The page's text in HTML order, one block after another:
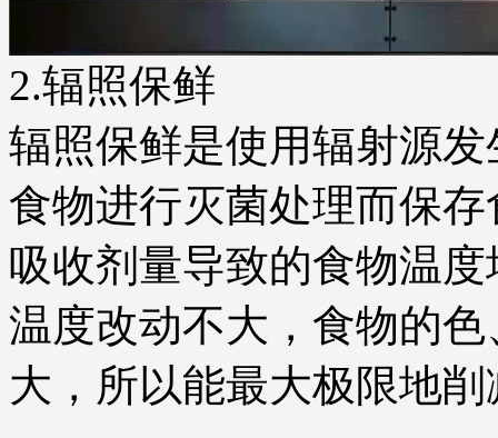
2.辐照保鲜
辐照保鲜是使用辐射源
食物进行灭菌处理而保
吸收剂量导致的食物温
温度改动不大，食物的
大，所以能最大极限地